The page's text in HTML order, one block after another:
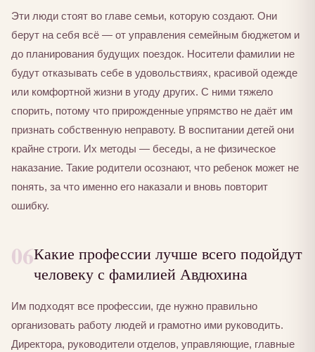
Эти люди стоят во главе семьи, которую создают. Они
берут на себя всё — от управления семейным бюджетом и
до планирования будущих поездок. Носители фамилии не
будут отказывать себе в удовольствиях, красивой одежде
или комфортной жизни в угоду других. С ними тяжело
спорить, потому что прирожденные упрямство не даёт им
признать собственную неправоту. В воспитании детей они
крайне строги. Их методы — беседы, а не физическое
наказание. Такие родители осознают, что ребенок может не
понять, за что именно его наказали и вновь повторит
ошибку.
06Какие профессии лучше всего подойдут
человеку с фамилией Авдюхина
Им подходят все профессии, где нужно правильно
организовать работу людей и грамотно ими руководить.
Директора, руководители отделов, управляющие, главные